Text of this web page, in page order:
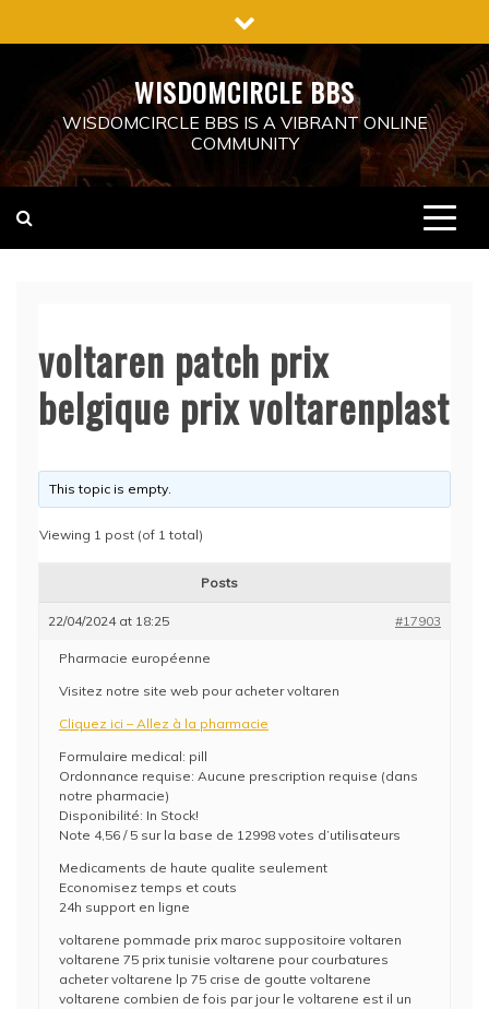
to
WISDOMCIRCLE BBS
WISDOMCIRCLE BBS IS A VIBRANT ONLINE
COMMUNITY
voltaren patch prix
belgique prix voltarenplast
This topic is empty.
Viewing 1 post (of 1 total)
Posts
22/04/2024 at 18:25 #17903
Pharmacie européenne
Visitez notre site web pour acheter voltaren
Cliquez ici – Allez à la pharmacie
Formulaire medical: pill
Ordonnance requise: Aucune prescription requise (dans
notre pharmacie)
Disponibilité: In Stock!
Note 4,56 / 5 sur la base de 12998 votes d’utilisateurs
Medicaments de haute qualite seulement
Economisez temps et couts
24h support en ligne
voltarene pommade prix maroc suppositoire voltaren
voltarene 75 prix tunisie voltarene pour courbatures
acheter voltarene lp 75 crise de goutte voltarene
voltarene combien de fois par jour le voltarene est il un